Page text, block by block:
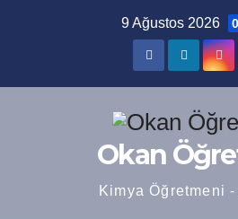
9 Ağustos 2026
Okan
Kimya Öğretmeni